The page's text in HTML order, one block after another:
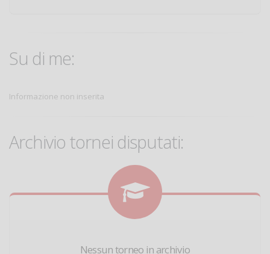
Su di me:
Informazione non inserita
Archivio tornei disputati:
Nessun torneo in archivio